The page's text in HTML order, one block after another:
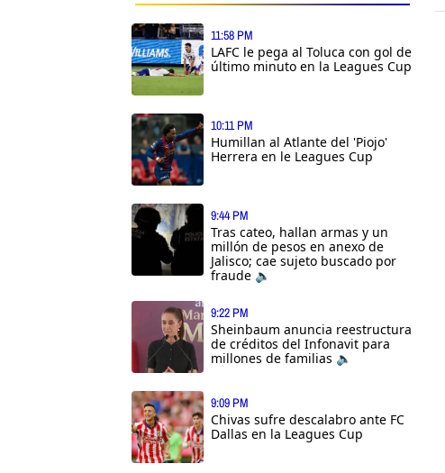
11:58 PM
LAFC le pega al Toluca con gol de
último minuto en la Leagues Cup
10:11 PM
Humillan al Atlante del 'Piojo'
Herrera en le Leagues Cup
9:44 PM
Tras cateo, hallan armas y un
millón de pesos en anexo de
Jalisco; cae sujeto buscado por
fraude 🔈
9:22 PM
Sheinbaum anuncia reestructura
de créditos del Infonavit para
millones de familias 🔈
9:09 PM
Chivas sufre descalabro ante FC
Dallas en la Leagues Cup